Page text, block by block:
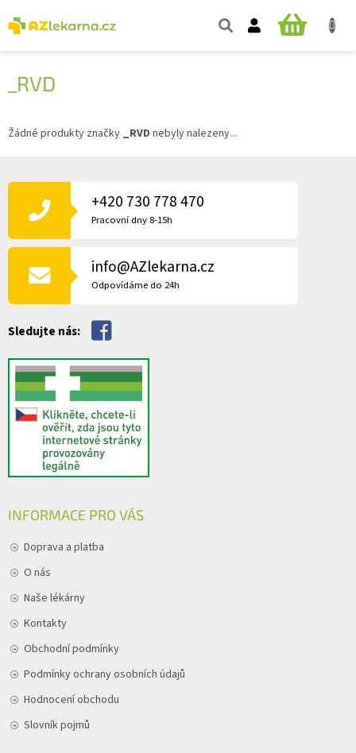
na
obsah
NÁKUPNÍ
_RVD
Žádné produkty značky _RVD nebyly nalezeny...
Á
T
+420 730 778 470
Pracovní dny 8-15h
info@AZlekarna.cz
Odpovídáme do 24h
Sledujte nás:
INFORMACE PRO VÁS
Doprava a platba
O nás
Naše lékárny
Kontakty
Obchodní podmínky
Podmínky ochrany osobních údajů
Hodnocení obchodu
Slovník pojmů